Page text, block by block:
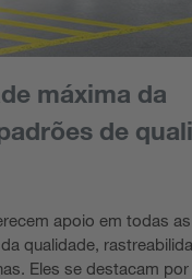
máxima da
de
apoio em todas
qualidade,
Eles se destacam por